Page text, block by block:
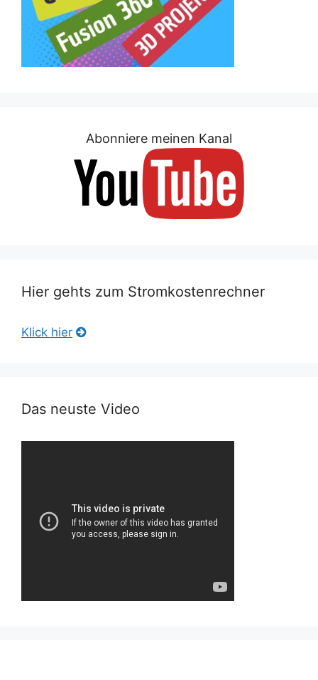
Abonniere meinen Kanal
Hier gehts zum Stromkostenrechner
Klick hier
Das neuste Video